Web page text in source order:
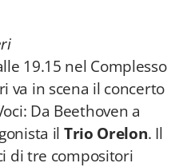
19.15 nel Complesso
va in scena il concerto
Da Beethoven a
il Trio Orelon. Il
di tre compositori